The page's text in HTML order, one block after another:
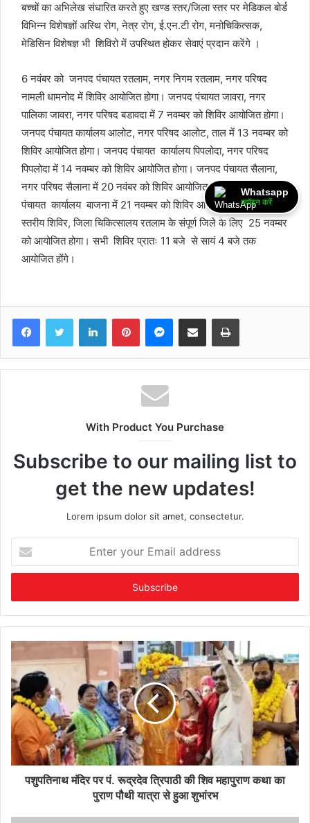
बच्चों का अभिलेख संधारित करते हुए खण्ड स्तर/जिला स्तर पर मेडिकल बोर्ड
विभिन्न विशेषज्ञों अस्थि रोग, नेत्र रोग, ई.एन.टी रोग, मनोचिकित्सक,
मेडिसिन विशेषज्ञ भी शिविरो में उपस्थित होकर सेवाएं प्रदान करेंगे ।
6 नवंबर को जनपद पंचायत रतलाम, नगर निगम रतलाम, नगर परिषद
नामली धामनोद में शिविर आयोजित होगा। जनपद पंचायत जावरा, नगर
पालिका जावरा, नगर परिषद बडावदा में 7 नवम्बर को शिविर आयोजित होगा।
जनपद पंचायत कार्यालय आलोट, नगर परिषद आलोट, ताल में 13 नवम्बर को
शिविर आयोजित होगा। जनपद पंचायत कार्यालय पिपलोदा, नगर परिषद
पिपलोदा में 14 नवम्बर को शिविर आयोजित होगा। जनपद पंचायत सैलाना,
नगर परिषद सैलाना में 20 नवंबर को शिविर आयोजित होगा। जनपद
पंचायत कार्यालय बाजना में 21 नवम्बर को शिविर आयोजित होगा। जिला
स्तरीय शिविर, जिला चिकित्सालय रतलाम के संपूर्ण जिले के लिए 25 नवम्बर
को आयोजित होगा। सभी शिविर प्रातः 11 बजे से सायं 4 बजे तक
आयोजित होंगे।
FacebookTwitter LinkedInPinterestMessenger
Share via Email Print
With Product You Purchase
Subscribe to our mailing list to
get the new updates!
Lorem ipsum dolor sit amet, consectetur.
your
Email
पशुपतिनाथ मंदिर पर पं. रूद्रदेव त्रिपाठी की शिव महापुराण कथा का
पुराण पौथी यात्रा से हुआ शुभांरभ
Whatsapp
ज्वॉइन करें